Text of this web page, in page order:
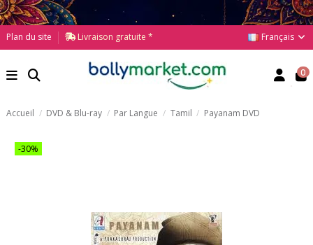
Plan du site Livraison gratuite * Français
0
Accueil DVD & Blu-ray Par Langue Tamil Payanam DVD
-30%